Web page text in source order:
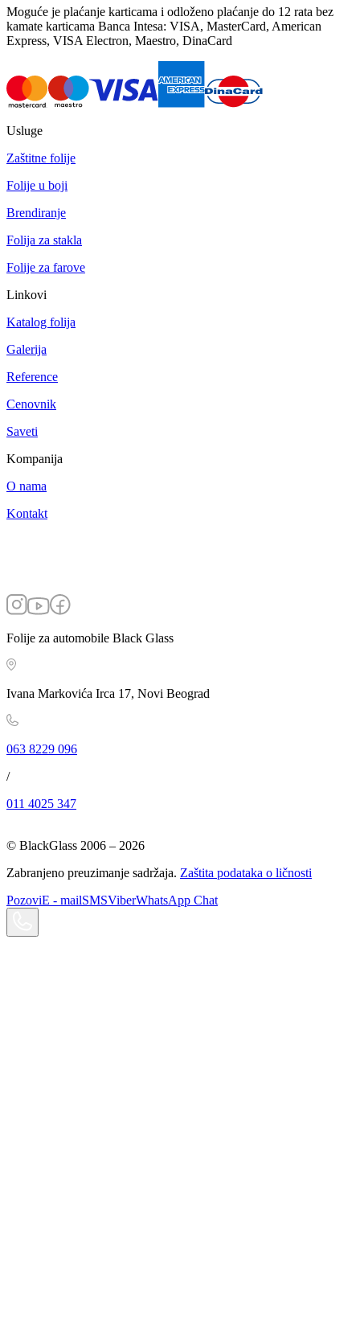
Moguće je plaćanje karticama i odloženo plaćanje do 12 rata bez
kamate karticama Banca Intesa: VISA, MasterCard, American
Express, VISA Electron, Maestro, DinaCard
Usluge
Zaštitne folije
Folije u boji
Brendiranje
Folija za stakla
Folije za farove
Linkovi
Katalog folija
Galerija
Reference
Cenovnik
Saveti
Kompanija
O nama
Kontakt
Folije za automobile Black Glass
Ivana Markovića Irca 17, Novi Beograd
063 8229 096
/
011 4025 347
© BlackGlass 2006 – 2026
Zabranjeno preuzimanje sadržaja. Zaštita podataka o ličnosti
PozoviE - mailSMSViberWhatsApp Chat